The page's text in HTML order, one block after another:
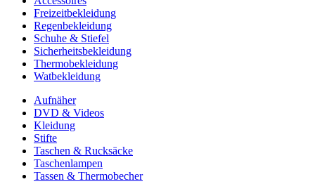
Freizeitbekleidung
Regenbekleidung
Schuhe & Stiefel
Sicherheitsbekleidung
Thermobekleidung
Watbekleidung
Aufnäher
DVD & Videos
Kleidung
Stifte
Taschen & Rucksäcke
Taschenlampen
Tassen & Thermobecher